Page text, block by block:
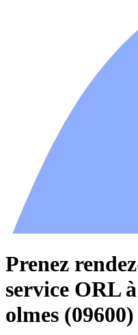
Prenez
service ORL
olmes (09600)